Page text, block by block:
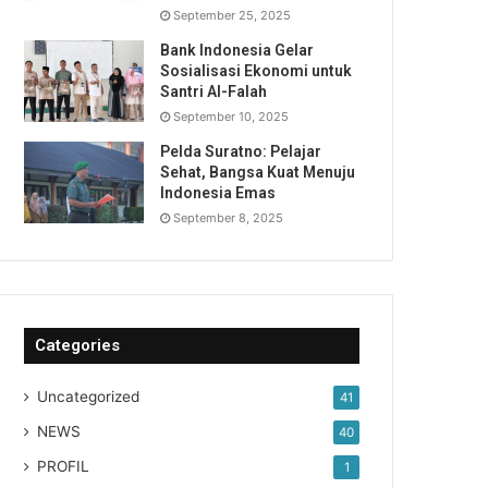
September 25, 2025
Bank Indonesia Gelar
Sosialisasi Ekonomi untuk
Santri Al-Falah
September 10, 2025
Pelda Suratno: Pelajar
Sehat, Bangsa Kuat Menuju
Indonesia Emas
September 8, 2025
Categories
Uncategorized 41
NEWS 40
PROFIL 1